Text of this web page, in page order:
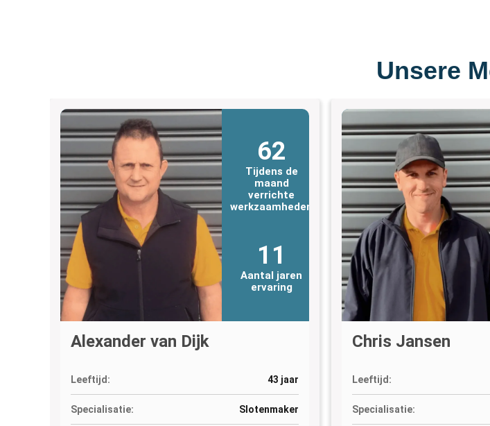
Unsere
62
Tijdens de
maand
verrichte
werkzaamheden
11
Aantal jaren
ervaring
Alexander van Dijk
Leeftijd: 43 jaar
Specialisatie: Slotenmaker
Chris Jansen
Leeftijd:
Specialisatie: